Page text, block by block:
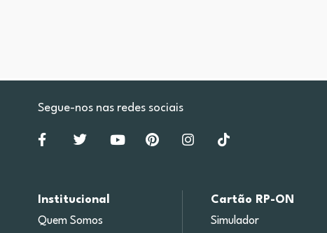
Segue-nos nas redes sociais
Institucional
Quem Somos
Cartão RP-ON
Simulador